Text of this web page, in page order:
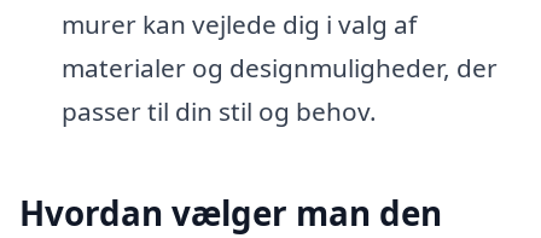
murer kan vejlede dig i valg af
materialer og designmuligheder, der
passer til din stil og behov.
Hvordan vælger man den